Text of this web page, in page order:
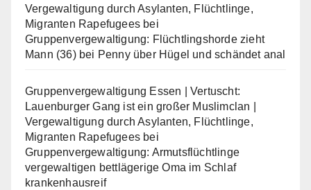
Vergewaltigung durch Asylanten, Flüchtlinge,
Migranten Rapefugees bei
Gruppenvergewaltigung: Flüchtlingshorde zieht
Mann (36) bei Penny über Hügel und schändet anal
Gruppenvergewaltigung Essen | Vertuscht:
Lauenburger Gang ist ein großer Muslimclan |
Vergewaltigung durch Asylanten, Flüchtlinge,
Migranten Rapefugees bei
Gruppenvergewaltigung: Armutsflüchtlinge
vergewaltigen bettlägerige Oma im Schlaf
krankenhausreif